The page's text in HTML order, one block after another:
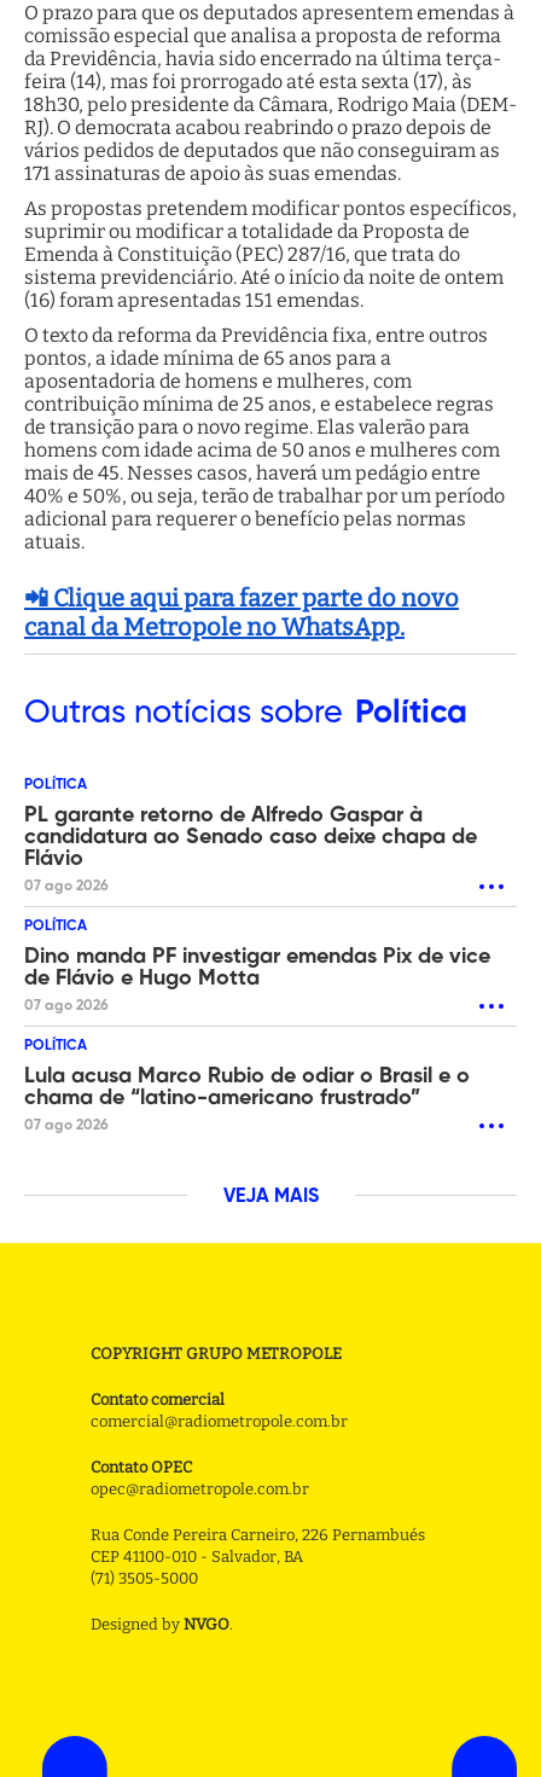
O prazo para que os deputados apresentem emendas à
comissão especial que analisa a proposta de reforma
da Previdência, havia sido encerrado na última terça-
feira (14), mas foi prorrogado até esta sexta (17), às
18h30, pelo presidente da Câmara, Rodrigo Maia (DEM-
RJ). O democrata acabou reabrindo o prazo depois de
vários pedidos de deputados que não conseguiram as
171 assinaturas de apoio às suas emendas.
As propostas pretendem modificar pontos específicos,
suprimir ou modificar a totalidade da Proposta de
Emenda à Constituição (PEC) 287/16, que trata do
sistema previdenciário. Até o início da noite de ontem
(16) foram apresentadas 151 emendas.
O texto da reforma da Previdência fixa, entre outros
pontos, a idade mínima de 65 anos para a
aposentadoria de homens e mulheres, com
contribuição mínima de 25 anos, e estabelece regras
de transição para o novo regime. Elas valerão para
homens com idade acima de 50 anos e mulheres com
mais de 45. Nesses casos, haverá um pedágio entre
40% e 50%, ou seja, terão de trabalhar por um período
adicional para requerer o benefício pelas normas
atuais.
📲 Clique aqui para fazer parte do novo
canal da Metropole no WhatsApp.
Outras notícias sobre Política
POLÍTICA
PL garante retorno de Alfredo Gaspar à
candidatura ao Senado caso deixe chapa de
Flávio
07 ago 2026
POLÍTICA
Dino manda PF investigar emendas Pix de vice
de Flávio e Hugo Motta
07 ago 2026
POLÍTICA
Lula acusa Marco Rubio de odiar o Brasil e o
chama de “latino-americano frustrado”
07 ago 2026
VEJA MAIS
COPYRIGHT GRUPO METROPOLE
Contato comercial
comercial@radiometropole.com.br
Contato OPEC
opec@radiometropole.com.br
Rua Conde Pereira Carneiro, 226 Pernambués
CEP 41100-010 - Salvador, BA
(71) 3505-5000
Designed by NVGO.